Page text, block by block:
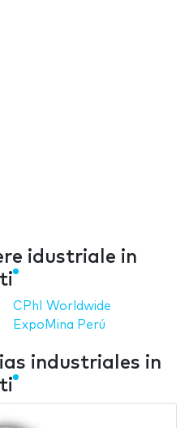
idustriale in
CPhI Worldwide
ExpoMina Perú
industriales in